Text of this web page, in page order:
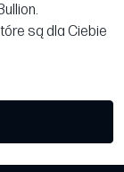
są dla Ciebie